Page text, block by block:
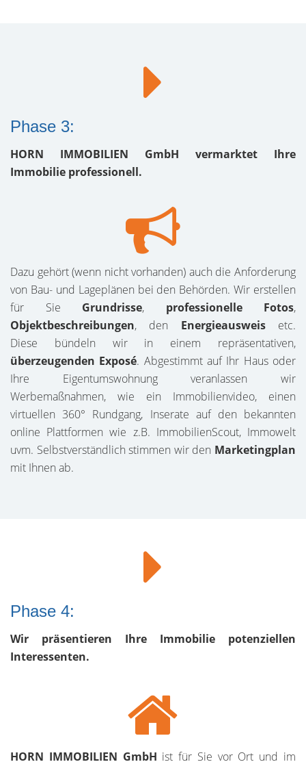
Phase 3:
HORN IMMOBILIEN GmbH vermarktet Ihre
Immobilie professionell.
Dazu gehört (wenn nicht vorhanden) auch die Anforderung
von Bau- und Lageplänen bei den Behörden. Wir erstellen
für Sie Grundrisse, professionelle Fotos,
Objektbeschreibungen, den Energieausweisetc.
Diese bündeln wir in einem repräsentativen,
überzeugenden Exposé. Abgestimmt auf Ihr Haus oder
Ihre Eigentumswohnung veranlassen wir
Werbemaßnahmen, wie ein Immobilienvideo, einen
virtuellen 360° Rundgang, Inserate auf den bekannten
online Plattformen wie z.B. ImmobilienScout, Immowelt
uvm. Selbstverständlich stimmen wir den Marketingplan
mit Ihnen ab.
Phase 4:
Wir präsentieren Ihre Immobilie potenziellen
Interessenten.
HORN IMMOBILIEN GmbH ist für Sie vor Ort und im